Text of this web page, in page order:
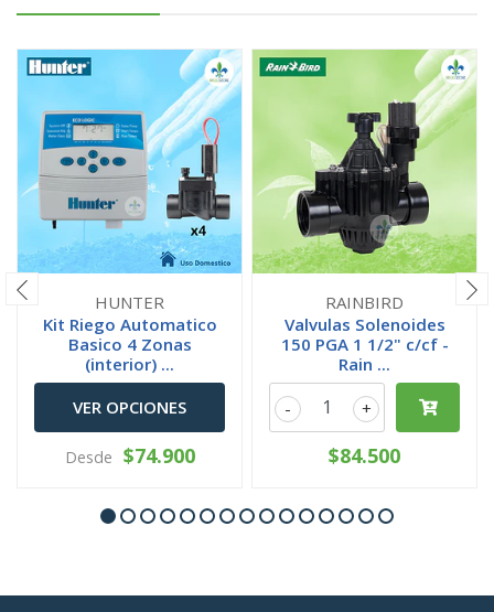
HUNTER
Kit Riego Automatico
Basico 4 Zonas
(interior) ...
VER OPCIONES
Desde $74.900
RAINBIRD
Valvulas Solenoides
150 PGA 1 1/2" c/cf -
Rain ...
+
-
$84.500